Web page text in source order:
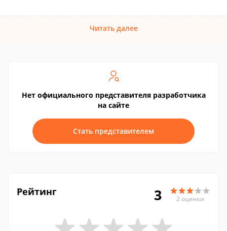
Читать далее
Нет официального представителя разработчика
на сайте
Стать представителем
Рейтинг 3 2 оценки